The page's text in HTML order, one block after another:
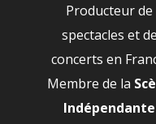
Producteur de
spectacles et de
concerts en
Membre de la
Indépendante